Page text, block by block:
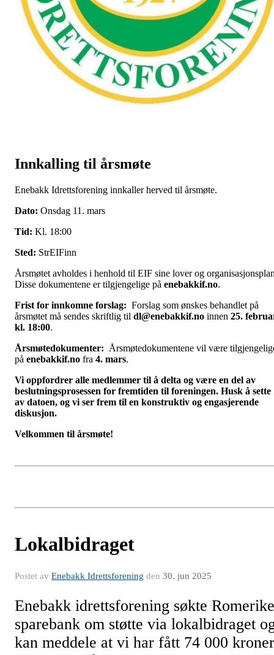
Innkalling til årsmøte
Enebakk Idrettsforening innkaller herved til årsmøte.
Dato: Onsdag 11. mars
Tid: Kl. 18:00
Sted: StrEIFinn
Årsmøtet avholdes i henhold til EIF sine lover og
Disse dokumentene er tilgjengelige på enebakkif.no.
Frist for innkomne forslag: Forslag som ønskes behandlet på
årsmøtet må sendes skriftlig til dl@enebakkif.no innen 25.
kl. 18:00.
Årsmøtedokumenter: Årsmøtedokumentene vil være
på enebakkif.no fra 4. mars.
Vi oppfordrer alle medlemmer til å delta og være en del av
beslutningsprosessen for fremtiden til foreningen. Husk å sette
av datoen, og vi ser frem til en konstruktiv og engasjerende
diskusjon.
Velkommen til årsmøte!
Lokalbidraget
Postet av Enebakk Idrettsforening den 30. jun 2025
Enebakk idrettsforening søkte Romerike
sparebank om støtte via lokalbidraget
kan meddele at vi har fått 74 000 kroner